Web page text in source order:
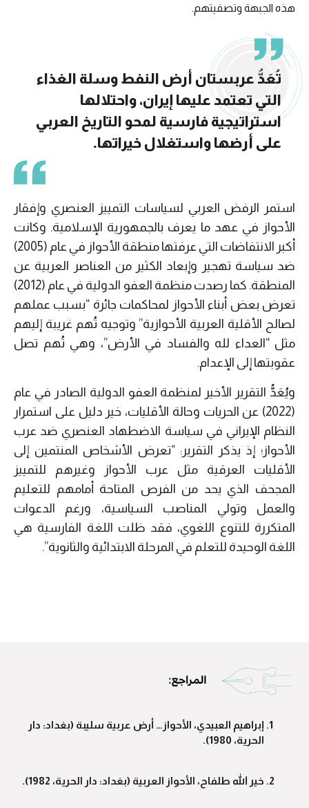
هذه الجبهة وتصفيتهم.
تُعَدُّ عربستان أرض النفط وسلة الغذاء
التي تعتمد عليها إيران، واحتلالها
استراتيجية فارسية لمحو التاريخ العربي
على أرضها واستغلال خيراتها.
استمر الرفض العربي لسياسات التمييز العنصري وإفقار
الأحواز في عهد ما يعرف بالجمهورية الإسلامية. وكانت
أكبر الانتفاضات التي عرفتها منطقة الأحواز في عام (2005)
ضد سياسة تهجير وإبعاد الكثير من العناصر العربية عن
المنطقة. كما رصدت منظمة العفو الدولية في عام (2012)
تعرض بعض أبناء الأحواز لمحاكمات جائرة “بسبب عملهم
لصالح الأقلية العربية الأحوازية” وتوجيه تُهم غريبة إليهم
مثل “العداء لله والفساد في الأرض”، وهي تُهم تصل
عقوبتها إلى الإعدام.
ويُعَدُّ التقرير الأخير لمنظمة العفو الدولية الصادر في عام
(2022) عن الحريات وحالة الأقليات، خير دليل على استمرار
النظام الإيراني في سياسة الاضطهاد العنصري ضد عرب
الأحواز؛ إذ يذكر التقرير: “تعرض الأشخاص المنتمين إلى
الأقليات العرقية مثل عرب الأحواز وغيرهم للتمييز
المجحف الذي يحد من الفرص المتاحة أمامهم للتعليم
والعمل وتولي المناصب السياسية، ورغم الدعوات
المتكررة للتنوع اللغوي، فقد ظلت اللغة الفارسية هي
اللغة الوحيدة للتعلم في المرحلة الابتدائية والثانوية”.
إبراهيم العبيدي، الأحواز… أرض عربية سليبة (بغداد: دار
الحرية، 1980).
خير الله طلفاح، الأحواز العربية (بغداد: دار الحرية، 1982).